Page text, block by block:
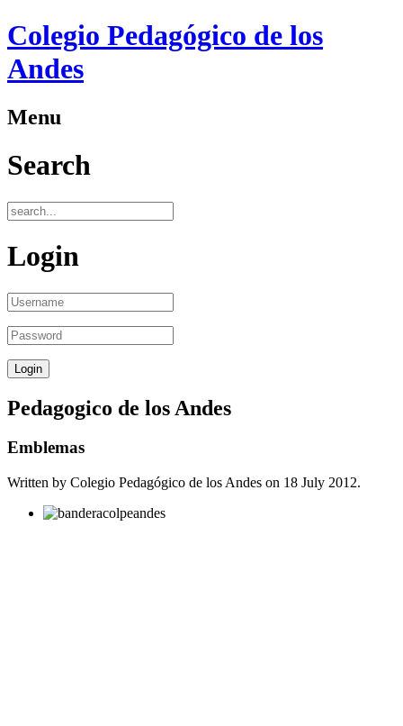
Colegio Pedagógico de los
Andes
Menu
Search
Login
Pedagogico de los Andes
Emblemas
Written by Colegio Pedagógico de los Andes on 18 July 2012.